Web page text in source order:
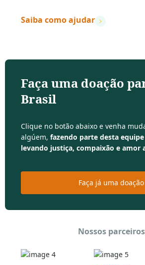
Saiba como ajudar
Faça uma doação
Brasil
Clique no botão abaixo e venha
algúem, fazendo parte desta
levando justiça, compaixão e amor
Faça já uma doação
Nossos parceiros